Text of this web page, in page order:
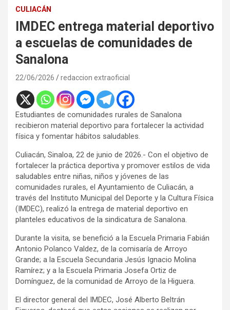
CULIACÁN
IMDEC entrega material deportivo
a escuelas de comunidades de
Sanalona
22/06/2026 redaccion extraoficial
Estudiantes de comunidades rurales de Sanalona
recibieron material deportivo para fortalecer la actividad
física y fomentar hábitos saludables.
Culiacán, Sinaloa, 22 de junio de 2026.- Con el objetivo de
fortalecer la práctica deportiva y promover estilos de vida
saludables entre niñas, niños y jóvenes de las
comunidades rurales, el Ayuntamiento de Culiacán, a
través del Instituto Municipal del Deporte y la Cultura Física
(IMDEC), realizó la entrega de material deportivo en
planteles educativos de la sindicatura de Sanalona.
Durante la visita, se benefició a la Escuela Primaria Fabián
Antonio Polanco Valdez, de la comisaría de Arroyo
Grande; a la Escuela Secundaria Jesús Ignacio Molina
Ramírez; y a la Escuela Primaria Josefa Ortiz de
Domínguez, de la comunidad de Arroyo de la Higuera.
El director general del IMDEC, José Alberto Beltrán